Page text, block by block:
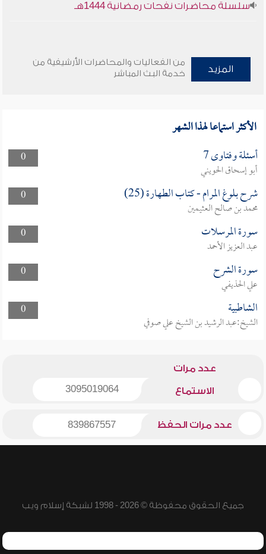
سلسلة محاضرات نفحات رمضانية 1444هـ
المزيد
من الفعاليات والمحاضرات الأرشيفية من
خدمة البث المباشر
الأكثر استماعا لهذا الشهر
0 أسئلة وفتاوى 7
أبو إسحاق الحويني
0
شرح بلوغ المرام - كتاب الطهارة (25)
محمد بن صالح العثيمين
0
سورة المرسلات
عبد العزيز الأحمد
0
سورة الشرح
علي الحذيفي
0
الشاطبية
الشيخ:عبد الرشيد بن الشيخ علي صوفي
عدد مرات
الاستماع 3095019064
عدد مرات الحفظ 839867557
جميع الحقوق محفوظة © 2026 - 1998 لشبكة إسلام ويب